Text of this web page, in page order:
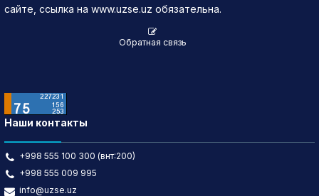
сайте, ссылка на www.uzse.uz обязательна.
Обратная связь
Наши контакты
+998 555 100 300 (внт:200)
+998 555 009 995
info@uzse.uz